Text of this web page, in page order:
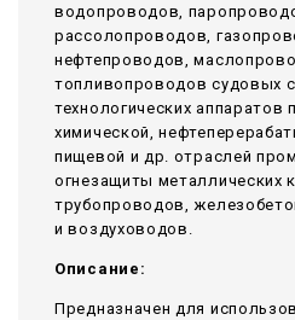
водопроводов,
рассолопроводов,
нефтепроводов,
топливопроводов судовых
технологических аппаратов
химической,
пищевой и др. отраслей
огнезащиты металлических
трубопроводов,
и воздуховодов.
Описание:
Предназначен для